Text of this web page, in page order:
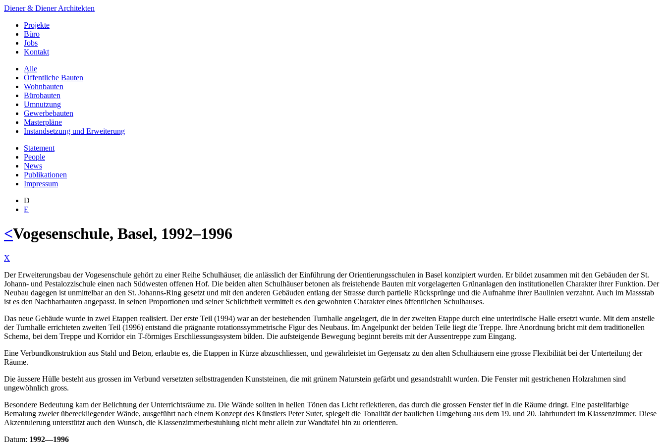
Diener & Diener Architekten
Projekte
Büro
Jobs
Kontakt
Alle
Öffentliche Bauten
Wohnbauten
Bürobauten
Umnutzung
Gewerbebauten
Masterpläne
Instandsetzung und Erweiterung
Statement
People
News
Publikationen
Impressum
D
E
<Vogesenschule, Basel, 1992–1996
X
Der Erweiterungsbau der Vogesenschule gehört zu einer Reihe Schulhäuser, die anlässlich der Einführung der Orientierungsschulen in Basel konzipiert wurden. Er bildet zusammen mit den Gebäuden der St.
Johann- und Pestalozzischule einen nach Südwesten offenen Hof. Die beiden alten Schulhäuser betonen als freistehende Bauten mit vorgelagerten Grünanlagen den institutionellen Charakter ihrer Funktion. Der
Neubau dagegen ist unmittelbar an den St. Johanns-Ring gesetzt und mit den anderen Gebäuden entlang der Strasse durch partielle Rücksprünge und die Aufnahme ihrer Baulinien verzahnt. Auch im Massstab
ist es den Nachbarbauten angepasst. In seinen Proportionen und seiner Schlichtheit vermittelt es den gewohnten Charakter eines öffentlichen Schulhauses.
Das neue Gebäude wurde in zwei Etappen realisiert. Der erste Teil (1994) war an der bestehenden Turnhalle angelagert, die in der zweiten Etappe durch eine unterirdische Halle ersetzt wurde. Mit dem anstelle
der Turnhalle errichteten zweiten Teil (1996) entstand die prägnante rotationssymmetrische Figur des Neubaus. Im Angelpunkt der beiden Teile liegt die Treppe. Ihre Anordnung bricht mit dem traditionellen
Schema, bei dem Treppe und Korridor ein T-förmiges Erschliessungssystem bilden. Die aufsteigende Bewegung beginnt bereits mit der Aussentreppe zum Eingang.
Eine Verbundkonstruktion aus Stahl und Beton, erlaubte es, die Etappen in Kürze abzuschliessen, und gewährleistet im Gegensatz zu den alten Schulhäusern eine grosse Flexibilität bei der Unterteilung der
Räume.
Die äussere Hülle besteht aus grossen im Verbund versetzten selbsttragenden Kunststeinen, die mit grünem Naturstein gefärbt und gesandstrahlt wurden. Die Fenster mit gestrichenen Holzrahmen sind
ungewöhnlich gross.
Besondere Bedeutung kam der Belichtung der Unterrichtsräume zu. Die Wände sollten in hellen Tönen das Licht reflektieren, das durch die grossen Fenster tief in die Räume dringt. Eine pastellfarbige
Bemalung zweier übereckliegender Wände, ausgeführt nach einem Konzept des Künstlers Peter Suter, spiegelt die Tonalität der baulichen Umgebung aus dem 19. und 20. Jahrhundert im Klassenzimmer. Diese
Akzentuierung unterstützt auch den Wunsch, die Klassenzimmerbestuhlung nicht mehr allein zur Wandtafel hin zu orientieren.
Datum: 1992—1996